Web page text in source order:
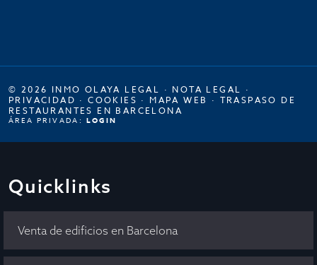
© 2026 INMO OLAYA LEGAL · NOTA LEGAL ·
PRIVACIDAD ·COOKIES · MAPA WEB · TRASPASO DE
RESTAURANTES EN BARCELONA
ÁREA PRIVADA: LOGIN
Quicklinks
Venta de edificios en Barcelona